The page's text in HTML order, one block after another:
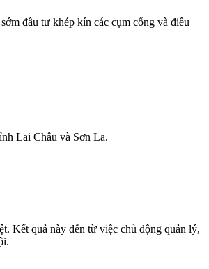
đầu tư khép kín các cụm cống và điều
Lai Châu và Sơn La.
Kết quả này đến từ việc chủ động quản lý,